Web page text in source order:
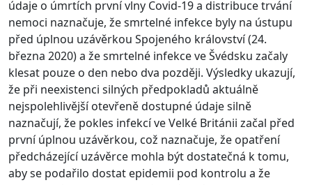
údaje o úmrtích první vlny Covid-19 a distribuce trvání
nemoci naznačuje, že smrtelné infekce byly na ústupu
před úplnou uzávěrkou Spojeného království (24.
března 2020) a že smrtelné infekce ve Švédsku začaly
klesat pouze o den nebo dva později. Výsledky ukazují,
že při neexistenci silných předpokladů aktuálně
nejspolehlivější otevřeně dostupné údaje silně
naznačují, že pokles infekcí ve Velké Británii začal před
první úplnou uzávěrkou, což naznačuje, že opatření
předcházející uzávěrce mohla být dostatečná k tomu,
aby se podařilo dostat epidemii pod kontrolu a že